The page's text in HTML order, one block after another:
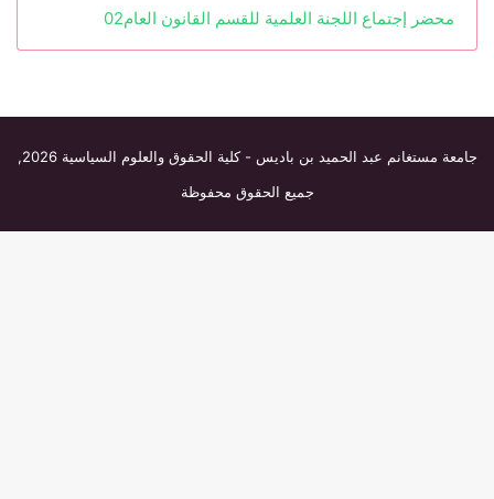
محضر إجتماع اللجنة العلمية للقسم القانون العام02
جامعة مستغانم عبد الحميد بن باديس - كلية الحقوق والعلوم السياسية
2026,
جميع الحقوق محفوظة